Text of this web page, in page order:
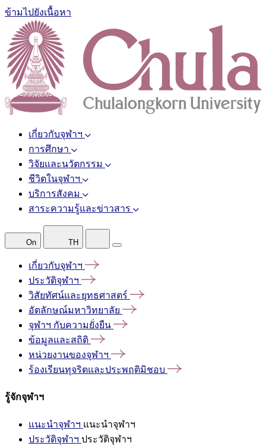
ข้ามไปยังเนื้อหา
เกี่ยวกับจุฬาฯ
การศึกษา
วิจัยและนวัตกรรม
ชีวิตในจุฬาฯ
บริการสังคม
สาระความรู้และข่าวสาร
On TH
เกี่ยวกับจุฬาฯ
ประวัติจุฬาฯ
วิสัยทัศน์และยุทธศาสตร์
อัตลักษณ์มหาวิทยาลัย
จุฬาฯ กับความยั่งยืน
ข้อมูลและสถิติ
หน่วยงานของจุฬาฯ
ร้องเรียนทุจริตและประพฤติมิชอบ
รู้จักจุฬาฯ
แนะนำจุฬาฯ แนะนำจุฬาฯ
ประวัติจุฬาฯ ประวัติจุฬาฯ